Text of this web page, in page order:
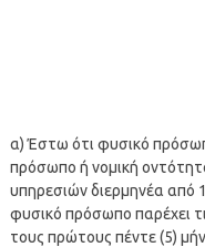
α) Έστω ότι φυσικό
πρόσωπο ή νομική
υπηρεσιών διερμηνέα από
φυσικό πρόσωπο παρέχει
τους πρώτους πέντε (5)